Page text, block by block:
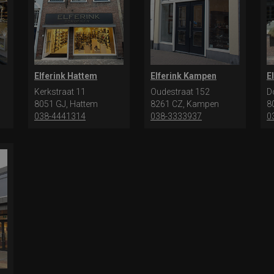
Elferink Hattem
Kerkstraat 11
8051 GJ, Hattem
038-4441314
Elferink Kampen
Oudestraat 152
8261 CZ, Kampen
038-3333937